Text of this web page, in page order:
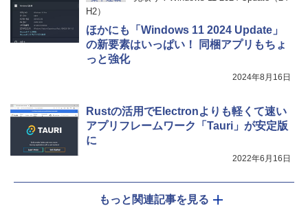
H2）
ほかにも「Windows 11 2024 Update」
の新要素はいっぱい！ 同梱アプリもちょ
っと強化
2024年8月16日
Rustの活用でElectronよりも軽くて速い
アプリフレームワーク「Tauri」が安定版
に
2022年6月16日
もっと関連記事を見る